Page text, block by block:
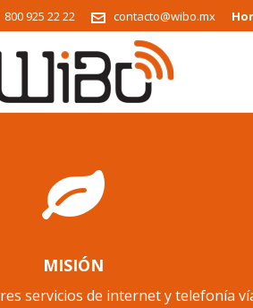
800 925 22 22 contacto@wibo.mx
MISIÓN
servicios de internet y telefonía